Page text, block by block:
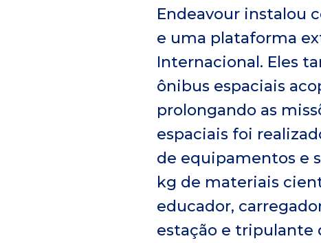
Endeavour instalou
e uma plataforma
Internacional. Eles
ônibus espaciais
prolongando as
espaciais foi
de equipamentos e
kg de materiais
educador,
estação e tripulante